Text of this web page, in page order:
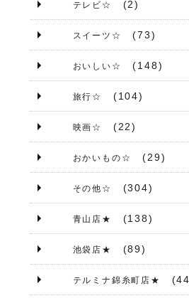
テレビ☆ (2)
スイーツ☆ (73)
おいしい☆ (148)
旅行☆ (104)
映画☆ (22)
おかいもの☆ (29)
その他☆ (304)
青山店★ (138)
池袋店★ (89)
テルミナ錦糸町店★